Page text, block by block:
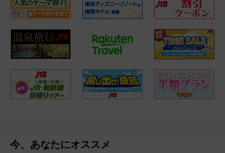
今、あなたにオススメ